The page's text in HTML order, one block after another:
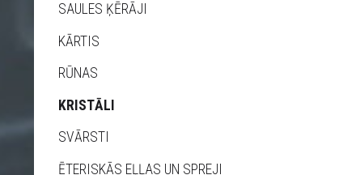
SAULES ĶĒRĀJI
KĀRTIS
RŪNAS
KRISTĀLI
SVĀRSTI
ĒTERISKĀS EĻĻAS UN SPREJI